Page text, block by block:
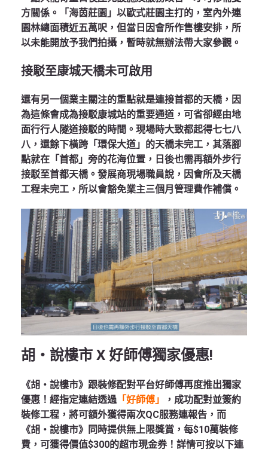
方關係。「海茵莊園」以歐式莊園主打的，室內外連
園林總面積近五萬呎，但當日因會所作售樓安排，所
以未能開放予我們拍攝，暫時就無辦法帶大家參觀。
接駁至康城天橋未可啟用
還有另一個業主關注的重點就是連接首都的天橋，因
為這條會成為接駁康城站的重要通道，可省卻經由地
面行行人隧道接駁的時間。現場時大致都起得七七八
八，還餘下橫跨「環保大道」的天橋未完工，其落腳
點就在「首都」旁的花海位置，日後也需再額外步行
接駁至首都天橋。發展商現場職員說，因會所及天橋
工程未完工，所以會豁免業主三個月管理費作補償。
胡‧說樓市 X 好師傅獨家優惠!
《胡‧說樓市》跟裝修配對平台好師傅再度推出獨家
優惠！經指定連結透過「好師傅」
，成功配對並簽約
裝修工程，將可額外獲得兩次QC服務連報告，而
《胡‧說樓市》同時提供無上限獎賞，每$10萬裝修
費，可獲得價值$300的超市現金券！詳情可按以下連